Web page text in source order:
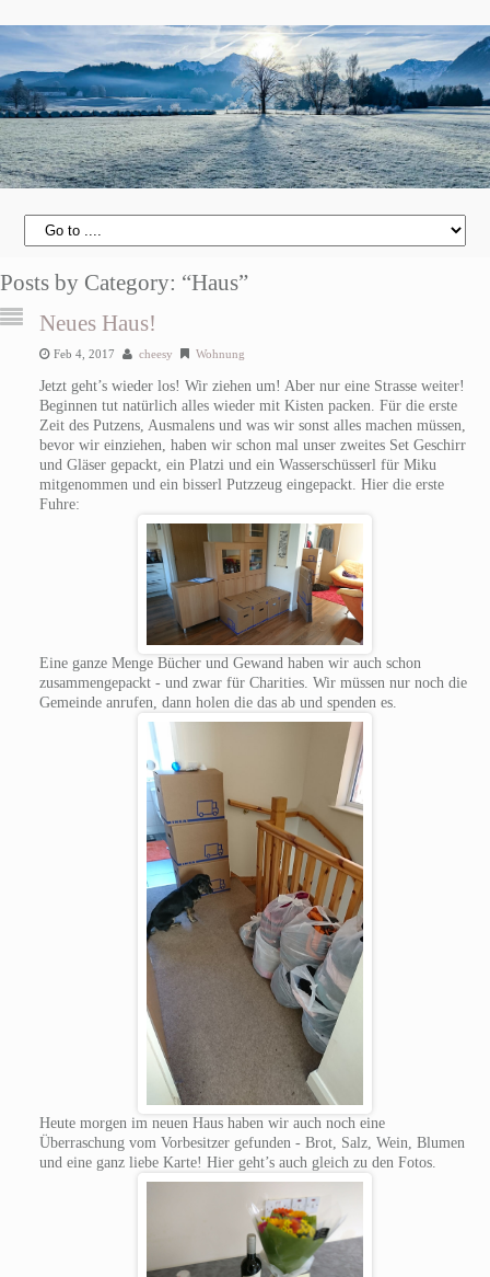
Posts by Category: “Haus”
Neues Haus!
Feb 4, 2017 cheesy Wohnung
Jetzt geht’s wieder los! Wir ziehen um! Aber nur eine Strasse weiter!
Beginnen tut natürlich alles wieder mit Kisten packen. Für die erste
Zeit des Putzens, Ausmalens und was wir sonst alles machen müssen,
bevor wir einziehen, haben wir schon mal unser zweites Set Geschirr
und Gläser gepackt, ein Platzi und ein Wasserschüsserl für Miku
mitgenommen und ein bisserl Putzzeug eingepackt. Hier die erste
Fuhre:
Eine ganze Menge Bücher und Gewand haben wir auch schon
zusammengepackt - und zwar für Charities. Wir müssen nur noch die
Gemeinde anrufen, dann holen die das ab und spenden es.
Heute morgen im neuen Haus haben wir auch noch eine
Überraschung vom Vorbesitzer gefunden - Brot, Salz, Wein, Blumen
und eine ganz liebe Karte! Hier geht’s auch gleich zu den Fotos.